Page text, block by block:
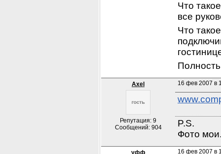
Что
все
Что
Axel
Репутация: 9
Сообщений: 904
16 фев 2007 в
P.S.
Фото
уфф 16 фев 2007 в